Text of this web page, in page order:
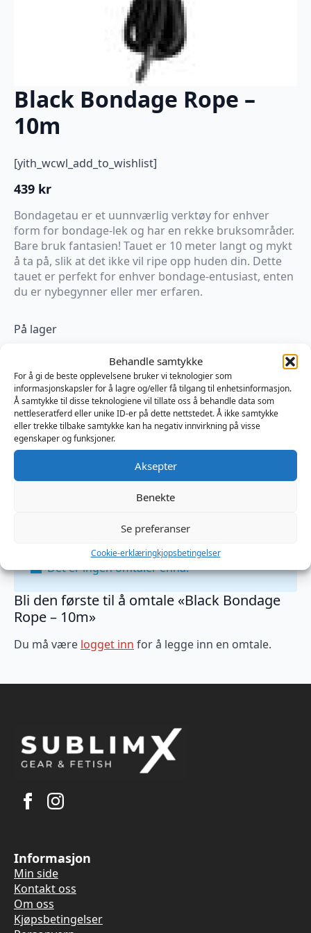
Behandle samtykke
For å gi de beste opplevelsene bruker vi teknologier som
informasjonskapsler for å lagre og/eller få tilgang til enhetsinformasjon.
Å samtykke til disse teknologiene vil tillate oss å behandle data som
nettleseratferd eller unike ID-er på dette nettstedet. Å ikke samtykke
eller trekke tilbake samtykke kan ha negativ innvirkning på visse
egenskaper og funksjoner.
Aksepter
Benekte
Se preferanser
Cookie-erklæringkjopsbetingelser
Black Bondage Rope –
10m
[yith_wcwl_add_to_wishlist]
439 kr
Bondagetau er et uunnværlig verktøy for enhver
form for bondage-lek og har en rekke bruksområder.
Bare bruk fantasien! Tauet er 10 meter langt og mykt
å ta på, slik at det ikke vil ripe opp huden din. Dette
tauet er perfekt for enhver bondage-entusiast, enten
du er nybegynner eller mer erfaren.
På lager
Rope
-
10m
antall
Legg I Handlekurv
Produktnummer:ODET248BLK
Kategorier:BDSM,Restraints, Tau og Tape
Brand:Easy Toys
Omtaler (0)
Det er ingen omtaler ennå.
Bli den første til å omtale «Black Bondage
Rope – 10m»
Du må være logget inn for å legge inn en omtale.
Informasjon
Min side
Kontakt oss
Om oss
Kjøpsbetingelser